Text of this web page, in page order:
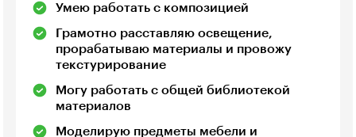
Умею работать с композицией
Грамотно расставляю освещение,
прорабатываю материалы и провожу
текстурирование
Могу работать с общей библиотекой
материалов
Моделирую предметы мебели и